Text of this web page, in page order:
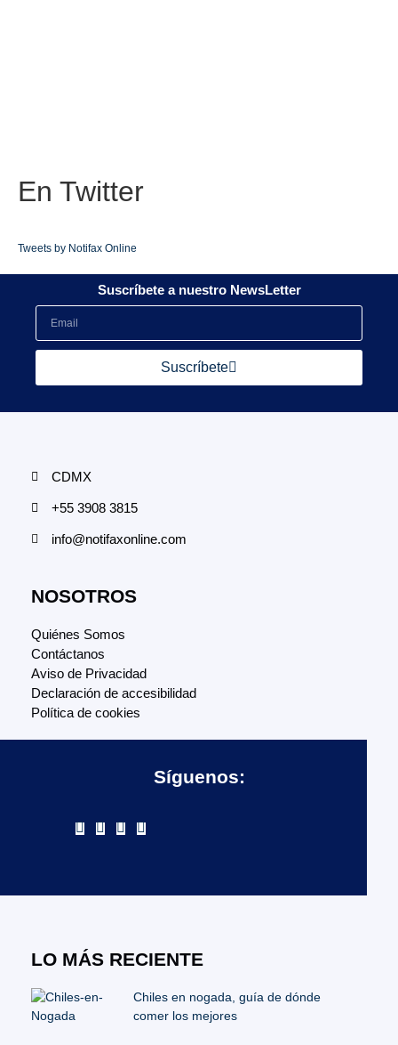
En Twitter
Tweets by Notifax Online
Suscríbete a nuestro NewsLetter
Suscríbete
CDMX
+55 3908 3815
info@notifaxonline.com
NOSOTROS
Quiénes Somos
Contáctanos
Aviso de Privacidad
Declaración de accesibilidad
Política de cookies
Síguenos:
LO MÁS RECIENTE
Chiles en nogada, guía de dónde
comer los mejores